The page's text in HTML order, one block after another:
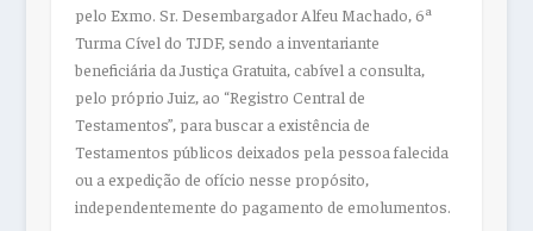
pelo Exmo. Sr. Desembargador Alfeu Machado, 6ª
Turma Cível do TJDF, sendo a inventariante
beneficiária da Justiça Gratuita, cabível a consulta,
pelo próprio Juiz, ao “Registro Central de
Testamentos”, para buscar a existência de
Testamentos públicos deixados pela pessoa falecida
ou a expedição de ofício nesse propósito,
independentemente do pagamento de emolumentos.